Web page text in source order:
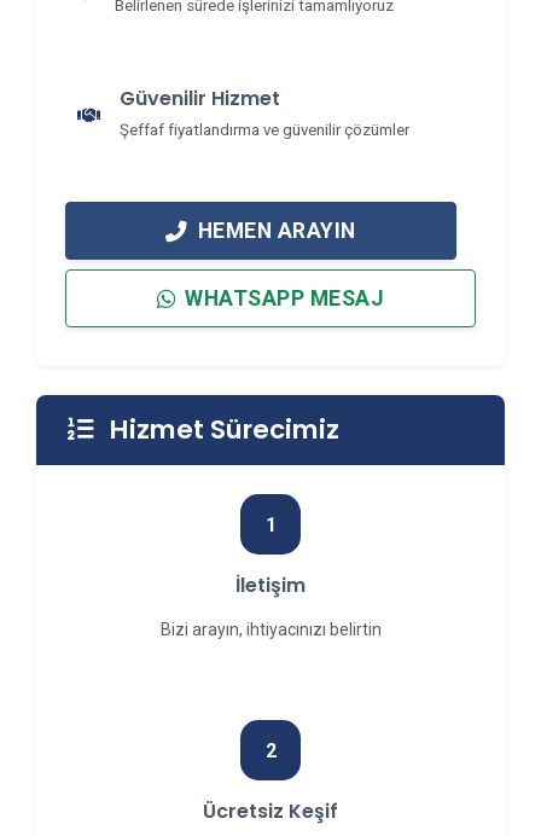
Belirlenen sürede işlerinizi tamamlıyoruz
Güvenilir Hizmet
Şeffaf fiyatlandırma ve güvenilir çözümler
HEMEN ARAYIN
WHATSAPP MESAJ
Hizmet Sürecimiz
1
İletişim
Bizi arayın, ihtiyacınızı belirtin
2
Ücretsiz Keşif